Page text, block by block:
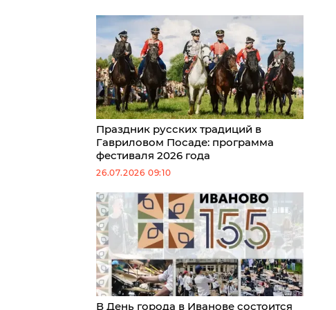
Праздник русских традиций в
Гавриловом Посаде: программа
фестиваля 2026 года
26.07.2026 09:10
В День города в Иванове состоится